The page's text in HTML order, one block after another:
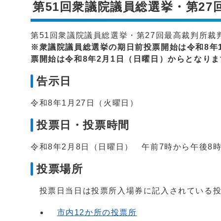
第51回衆議院議員総選挙・第27
第51回衆議院議員総選挙・第27回最高裁判所
※衆議院議員総選挙の期日前投票開始は令和8
票開始は令和8年2月1日（日曜日）からとなり
告示日
令和8年1月27日（火曜日）
投票日・投票時間
令和8年2月8日（日曜日） 午前7時から午後8
投票場所
投票日当日は投票所入場券に記入されている
市内12か所の投票所